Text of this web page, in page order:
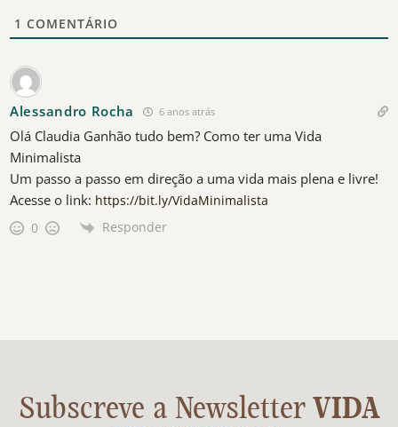
1 COMENTÁRIO
Alessandro Rocha 6 anos atrás
Olá Claudia Ganhão tudo bem? Como ter uma Vida
Minimalista
Um passo a passo em direção a uma vida mais plena e livre!
Acesse o link: https://bit.ly/VidaMinimalista
0
Responder
Subscreve a NewsletterVIDA